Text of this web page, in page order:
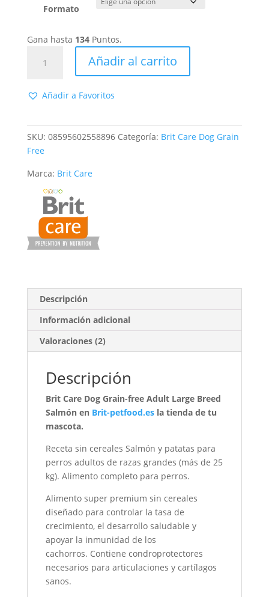
Formato
Gana hasta 134Puntos.
Grain-
Large
Breed
cantidad
Añadir al carrito
Añadir a Favoritos
SKU: 08595602558896 Categoría: Brit Care Dog Grain
Free
Marca: Brit Care
Descripción
Información adicional
Valoraciones (2)
Descripción
Brit Care Dog Grain-free Adult Large Breed
Salmón en Brit-petfood.esla tienda de tu
mascota.
Receta sin cereales Salmón y patatas para
perros adultos de razas grandes (más de 25
kg). Alimento completo para perros.
Alimento super premium sin cereales
diseñado para controlar la tasa de
crecimiento, el desarrollo saludable y
apoyar la inmunidad de los
cachorros. Contiene condroprotectores
necesarios para articulaciones y cartílagos
sanos.